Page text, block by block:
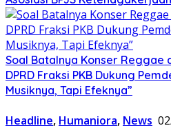
Soal Batalnya Konser Reggae
DPRD Fraksi PKB Dukung
Musiknya, Tapi Efeknya”
Headline, Humaniora, News